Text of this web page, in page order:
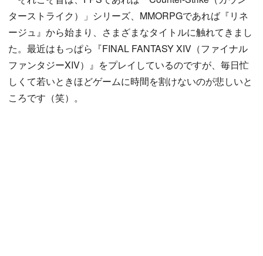
ターストライク）」シリーズ、MMORPGであれば『リネ
ージュ』から始まり、さまざまなタイトルに触れてきまし
た。最近はもっぱら『FINAL FANTASY XIV（ファイナル
ファンタジーXIV）』をプレイしているのですが、毎日忙
しくて若いときほどゲームに時間を割けないのが悲しいと
ころです（笑）。